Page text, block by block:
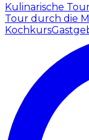
Kulinarische
Tour durch die
Kochkurs